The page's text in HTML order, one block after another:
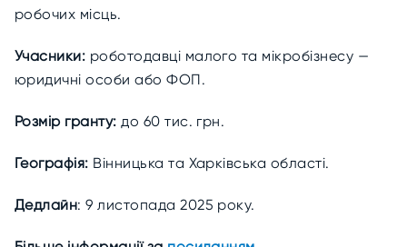
робочих місць.
Учасники: роботодавці малого та мікробізнесу —
юридичні особи або ФОП.
Розмір гранту: до 60 тис. грн.
Географія: Вінницька та Харківська області.
Дедлайн: 9 листопада 2025 року.